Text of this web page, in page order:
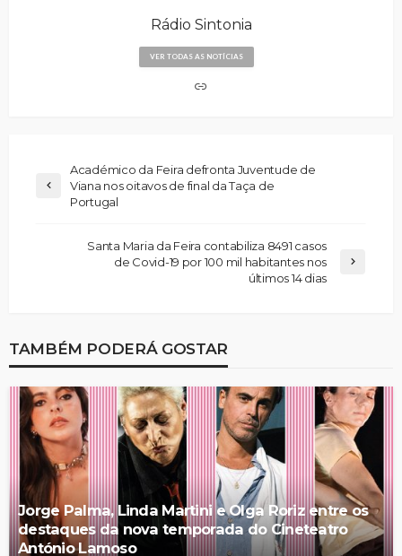
Rádio Sintonia
VER TODAS AS NOTÍCIAS
Académico da Feira defronta Juventude de
Viana nos oitavos de final da Taça de
Portugal
Santa Maria da Feira contabiliza 8491 casos
de Covid-19 por 100 mil habitantes nos
últimos 14 dias
TAMBÉM PODERÁ GOSTAR
Jorge Palma, Linda Martini e Olga Roriz entre os
destaques da nova temporada do Cineteatro
António Lamoso